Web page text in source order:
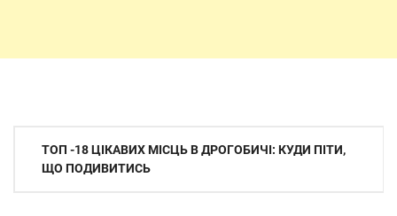
Навігація
записів
ТОП -18 ЦІКАВИХ МІСЦЬ В ДРОГОБИЧІ: КУДИ ПІТИ,
ЩО ПОДИВИТИСЬ